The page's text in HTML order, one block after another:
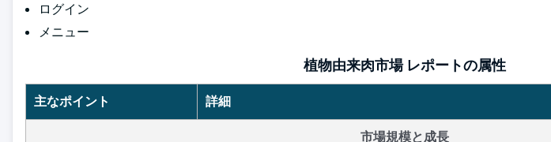
ログイン
メニュー
植物由来肉市場 レポートの属性
主なポイント 詳細
市場規模と成長